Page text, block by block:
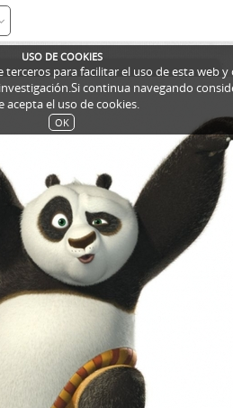
USO DE COOKIES
terceros para facilitar el uso de esta web
continua navegando
acepta el uso de cookies.
OK